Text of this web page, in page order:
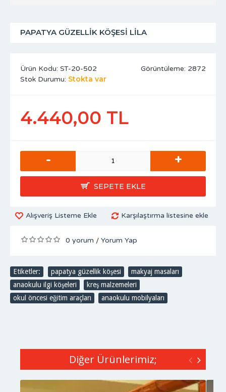
PAPATYA GÜZELLIK KÖŞESI LILA
Görüntüleme: 2872
Ürün Kodu: ST-20-502
Stok Durumu: Stokta var
4.440,00 TL
- +
SEPETE EKLE
Alışveriş Listeme Ekle Karşılaştırma listesine ekle
0 yorum / Yorum Yap
Etiketler: papatya güzellik köşesi makyaj masaları
anaokulu ilgi köşeleri
kreş malzemeleri
okul öncesi eğitim araçları
anaokulu mobilyaları
Diğer Ürünlerimiz;